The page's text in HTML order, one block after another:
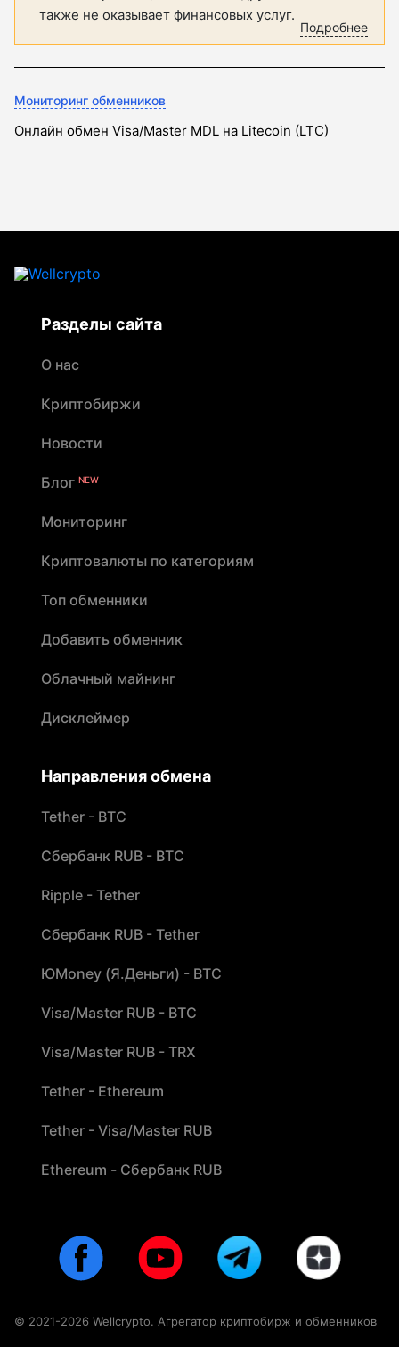
также не оказывает финансовых услуг.
Подробнее
Мониторинг обменников
Онлайн обмен Visa/Master MDL на Litecoin (LTC)
Разделы сайта
О нас
Криптобиржи
Новости
Блог NEW
Мониторинг
Криптовалюты по категориям
Топ обменники
Добавить обменник
Облачный майнинг
Дисклеймер
Направления обмена
Tether - BTC
Сбербанк RUB - BTC
Ripple - Tether
Сбербанк RUB - Tether
ЮMoney (Я.Деньги) - BTC
Visa/Master RUB - BTC
Visa/Master RUB - TRX
Tether - Ethereum
Tether - Visa/Master RUB
Ethereum - Сбербанк RUB
© 2021-2026 Wellcrypto. Агрегатор криптобирж и обменников